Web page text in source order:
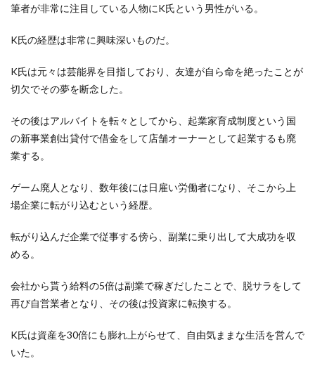
筆者が非常に注目している人物にK氏という男性がいる。
K氏の経歴は非常に興味深いものだ。
K氏は元々は芸能界を目指しており、友達が自ら命を絶ったことが
切欠でその夢を断念した。
その後はアルバイトを転々としてから、起業家育成制度という国
の新事業創出貸付で借金をして店舗オーナーとして起業するも廃
業する。
ゲーム廃人となり、数年後には日雇い労働者になり、そこから上
場企業に転がり込むという経歴。
転がり込んだ企業で従事する傍ら、副業に乗り出して大成功を収
める。
会社から貰う給料の5倍は副業で稼ぎだしたことで、脱サラをして
再び自営業者となり、その後は投資家に転換する。
K氏は資産を30倍にも膨れ上がらせて、自由気ままな生活を営んで
いた。